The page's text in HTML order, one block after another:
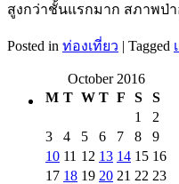
สูงกว่าชั้นแรกมาก สภาพป่
Posted in ท่องเที่ยว | Tagged
October 2016
M T W T F S
S
1
2
3
4 5 6 7 8
9
10 11 12 13 14 15 16
17 18 19 20 21 22 23